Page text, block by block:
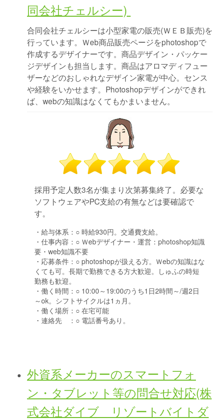
同会社チェルシー)
合同会社チェルシーは小型家電の販売(ＷＥＢ販売)を
行っています。Ｗeb商品販売ページをphotoshopで
作成するデザイナーです。商品デザイン・パッケー
ジデザインも担当します。商品はアロマディフュー
ザーなどのおしゃれなデザイン家電が中心。センス
や経験をいかせます。Photoshopデザインができれ
ば、webの知識はなくてもかまいません。
採用予定人数3名が集まり次第募集終了。必要な
ソフトウェアやPC支給の有無などは要確認で
す。
・給与体系： ○ 時給930円。交通費支給。
・仕事内容： ○ Ｗebデザイナー・運営：photoshop知識
要・web知識不要
・応募条件： ○ photoshopが扱える方。Ｗebの知識はな
くても可。長期で勤務できる方大歓迎。しゅふの時短
勤務も歓迎。
・働く時間： ○ 10:00～19:00のうち1日2時間～/週2日
～ok。シフトサイクルは1ヵ月。
・働く場所： ○ 在宅可能
・連絡先 ： ○ 電話番号あり。
外資系メーカーのスマートフォ
ン・タブレット等の問合せ対応(株
式会社ダイブ リゾートバイトダ